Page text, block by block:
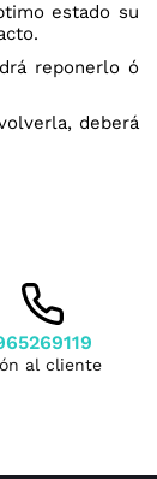
estado su
reponerlo ó
deberá
al cliente